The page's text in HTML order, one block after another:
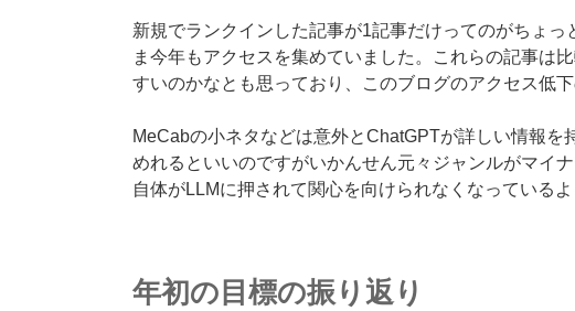
新規でランクインした記事が1記事だけってのがちょ
ま今年もアクセスを集めていました。これらの記事は
すいのかなとも思っており、このブログのアクセス低
MeCabの小ネタなどは意外とChatGPTが詳しい情報
めれるといいのですがいかんせん元々ジャンルがマイ
自体がLLMに押されて関心を向けられなくなっているよ
年初の目標の振り返り